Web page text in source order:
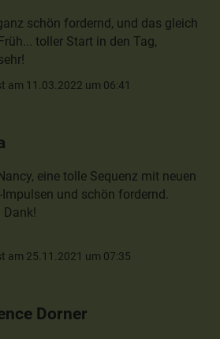
schön fordernd, und das gleich
toller Start in den Tag,
am 11.03.2022 um 06:41
eine tolle Sequenz mit neuen
Impulsen und schön fordernd.
Dank!
am 25.11.2021 um 07:35
Dorner